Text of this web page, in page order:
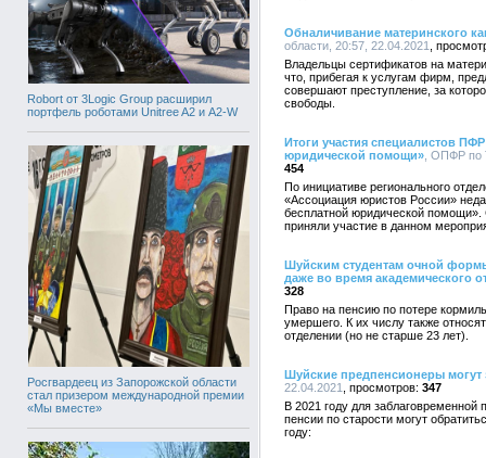
Robort от 3Logic Group расширил
портфель роботами Unitree A2 и A2-W
Росгвардеец из Запорожской области
стал призером международной премии
«Мы вместе»
Обналичивание материнского
области, 20:57, 22.04.2021
Владельцы сертификатов на
что, прибегая к услугам фирм,
совершают преступление, за
свободы.
Итоги участия специалистов
юридической помощи» , ОПФР по
454
По инициативе регионального
«Ассоциация юристов России»
бесплатной юридической
приняли участие в данном
Шуйским студентам очной
даже во время академического
328
Право на пенсию по потере
умершего. К их числу также
отделении (но не старше 23 лет).
Шуйские предпенсионеры могут
22.04.2021
347
В 2021 году для заблаговременной
пенсии по старости могут
году: